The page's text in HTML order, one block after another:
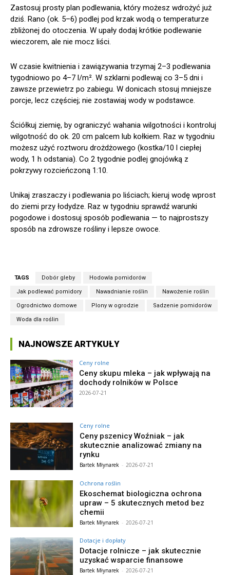
Zastosuj prosty plan podlewania, który możesz wdrożyć już
dziś. Rano (ok. 5–6) podlej pod krzak wodą o temperaturze
zbliżonej do otoczenia. W upały dodaj krótkie podlewanie
wieczorem, ale nie mocz liści.
W czasie kwitnienia i zawiązywania trzymaj 2–3 podlewania
tygodniowo po 4–7 l/m². W szklarni podlewaj co 3–5 dni i
zawsze przewietrz po zabiegu. W donicach stosuj mniejsze
porcje, lecz częściej; nie zostawiaj wody w podstawce.
Ściółkuj ziemię, by ograniczyć wahania wilgotności i kontroluj
wilgotność do ok. 20 cm palcem lub kołkiem. Raz w tygodniu
możesz użyć roztworu drożdżowego (kostka/10 l ciepłej
wody, 1 h odstania). Co 2 tygodnie podlej gnojówką z
pokrzywy rozcieńczoną 1:10.
Unikaj zraszaczy i podlewania po liściach; kieruj wodę wprost
do ziemi przy łodydze. Raz w tygodniu sprawdź warunki
pogodowe i dostosuj sposób podlewania — to najprostszy
sposób na zdrowsze rośliny i lepsze owoce.
TAGS Dobór gleby Hodowla pomidorów
Jak podlewać pomidory Nawadnianie roślin Nawożenie roślin
Ogrodnictwo domowe Plony w ogrodzie Sadzenie pomidorów
Woda dla roślin
NAJNOWSZE ARTYKUŁY
Ceny rolne
Ceny skupu mleka – jak wpływają na
dochody rolników w Polsce
2026-07-21
Ceny rolne
Ceny pszenicy Woźniak – jak
skutecznie analizować zmiany na
rynku
Bartek Młynarek - 2026-07-21
Ochrona roślin
Ekoschemat biologiczna ochrona
upraw – 5 skutecznych metod bez
chemii
Bartek Młynarek - 2026-07-21
Dotacje i dopłaty
Dotacje rolnicze – jak skutecznie
uzyskać wsparcie finansowe
Bartek Młynarek - 2026-07-21